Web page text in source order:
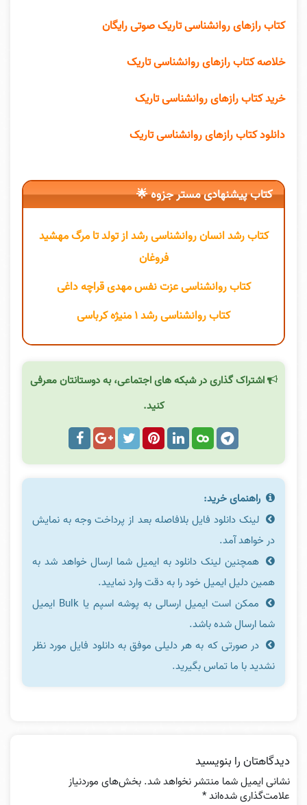
کتاب رازهای روانشناسی تاریک صوتی رایگان
خلاصه کتاب رازهای روانشناسی تاریک
خرید کتاب رازهای روانشناسی تاریک
دانلود کتاب رازهای روانشناسی تاریک
کتاب پیشنهادی مستر جزوه 🌟
کتاب رشد انسان روانشناسی رشد از تولد تا مرگ مهشید
فروغان
کتاب روانشناسی عزت نفس مهدی قراچه داغی
کتاب روانشناسی رشد ۱ منیژه کرباسی
اشتراک گذاری در شبکه های اجتماعی، به دوستانتان معرفی
کنید.
راهنمای خرید:
لینک دانلود فایل بلافاصله بعد از پرداخت وجه به نمایش
در خواهد آمد.
همچنین لینک دانلود به ایمیل شما ارسال خواهد شد به
همین دلیل ایمیل خود را به دقت وارد نمایید.
ممکن است ایمیل ارسالی به پوشه اسپم یا Bulk ایمیل
شما ارسال شده باشد.
در صورتی که به هر دلیلی موفق به دانلود فایل مورد نظر
نشدید با ما تماس بگیرید.
دیدگاهتان را بنویسید
نشانی ایمیل شما منتشر نخواهد شد. بخش‌های موردنیاز
علامت‌گذاری شده‌اند*